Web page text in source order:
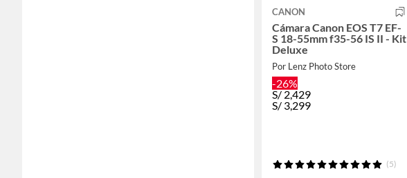
CANON
Cámara Canon EOS T7 EF-
S 18-55mm f35-56 IS II - Kit
Deluxe
Por Lenz Photo Store
-26%
S/ 2,429
S/ 3,299
(5)